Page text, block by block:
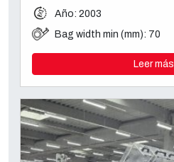
Año: 2003
Bag width min (mm): 70
Leer más